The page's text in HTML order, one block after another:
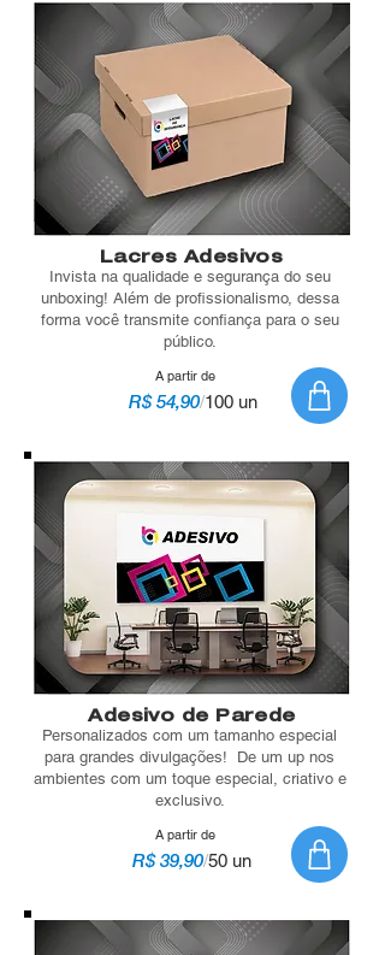
Lacres Adesivos
Invista na qualidade e segurança do seu
unboxing! Além de profissionalismo, dessa
forma você transmite confiança para o seu
público.
A partir de
R$ 54,90/100 un
Adesivo de Parede
Personalizados com um tamanho especial
para grandes divulgações! De um up nos
ambientes com um toque especial, criativo e
exclusivo.
A partir de
R$ 39,90/50 un